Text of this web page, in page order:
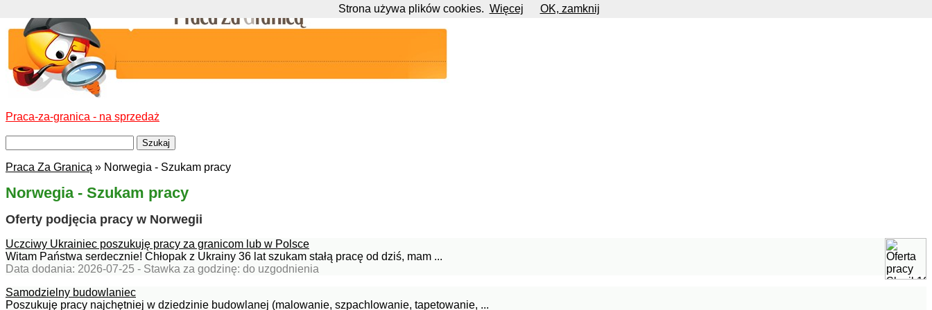
Praca-za-granica - na sprzedaż
Praca Za Granicą » Norwegia - Szukam pracy
Norwegia - Szukam pracy
Oferty podjęcia pracy w Norwegii
Uczciwy Ukrainiec poszukuję pracy za granicom lub w Polsce
Witam Państwa serdecznie! Chłopak z Ukrainy 36 lat szukam stałą pracę od dziś, mam ...
Data dodania: 2026-07-25 - Stawka za godzinę: do uzgodnienia
Samodzielny budowlaniec
Poszukuję pracy najchętniej w dziedzinie budowlanej (malowanie, szpachlowanie, tapetowanie, ...
Strona używa plików cookies. Więcej OK, zamknij